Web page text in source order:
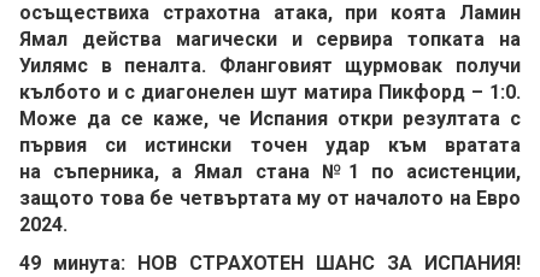
осъществиха страхотна атака, при коята Ламин
Ямал действа магически и сервира топката на
Уилямс в пеналта. Фланговият щурмовак получи
кълбото и с диагонелен шут матира Пикфорд – 1:0.
Може да се каже, че Испания откри резултата с
първия си истински точен удар към вратата
на съперника, а Ямал стана №1 по асистенции,
защото това бе четвъртата му от началото на Евро
2024.
49 минута: НОВ СТРАХОТЕН ШАНС ЗА ИСПАНИЯ!